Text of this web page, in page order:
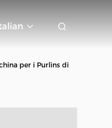
per i Purlins di